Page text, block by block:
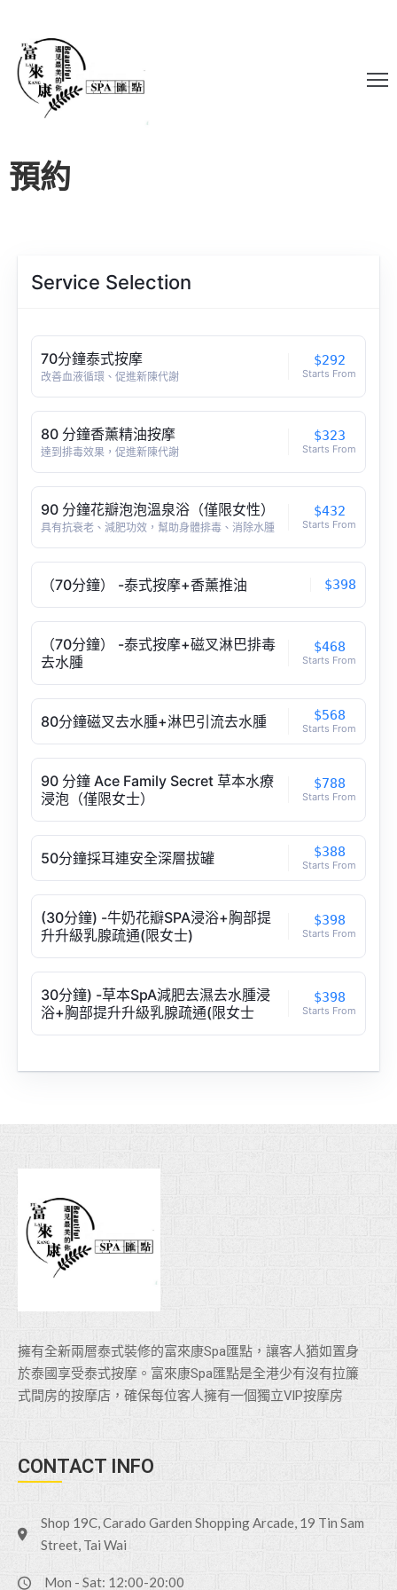
預約
Service Selection
70分鐘泰式按摩
改善血液循環、促進新陳代謝
$292
Starts From
80 分鐘香薰精油按摩
達到排毒效果，促進新陳代謝
$323
Starts From
90 分鐘花瓣泡泡溫泉浴（僅限女性）
具有抗衰老、減肥功效，幫助身體排毒、消除水腫
$432
Starts From
（70分鐘） -泰式按摩+香薰推油 $398
（70分鐘） -泰式按摩+磁叉淋巴排毒
去水腫
$468
Starts From
80分鐘磁叉去水腫+淋巴引流去水腫 $568
Starts From
90 分鐘 Ace Family Secret 草本水療
浸泡（僅限女士）
$788
Starts From
50分鐘採耳連安全深層拔罐 $388
Starts From
(30分鐘) -牛奶花瓣SPA浸浴+胸部提
升升級乳腺疏通(限女士)
$398
Starts From
30分鐘) -草本SpA減肥去濕去水腫浸
浴+胸部提升升級乳腺疏通(限女士
$398
Starts From
擁有全新兩層泰式裝修的富來康Spa匯點，讓客人猶如置身
於泰國享受泰式按摩。富來康Spa匯點是全港少有沒有拉簾
式間房的按摩店，確保每位客人擁有一個獨立VlP按摩房
CONTACT INFO
Shop 19C, Carado Garden Shopping Arcade, 19 Tin Sam
Street, Tai Wai
Mon - Sat: 12:00-20:00